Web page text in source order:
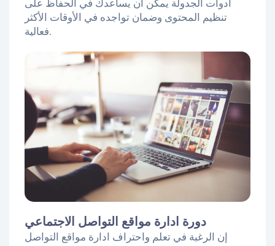
أدوات الجدولة يمكن أن يساعدك في الحفاظ على
تنظيم المحتوى وضمان تواجده في الأوقات الأكثر
فعالية.
دورة ادارة مواقع التواصل الاجتماعي
إن الرغبة في تعلم واحتراف ادارة مواقع التواصل